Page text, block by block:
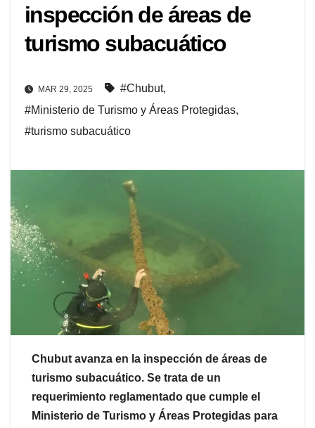
inspección de áreas de
turismo subacuático
MAR 29, 2025 #Chubut,
#Ministerio de Turismo y Áreas Protegidas,
#turismo subacuático
Chubut avanza en la inspección de áreas de
turismo subacuático. Se trata de un
requerimiento reglamentado que cumple el
Ministerio de Turismo y Áreas Protegidas para